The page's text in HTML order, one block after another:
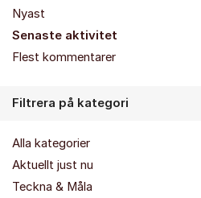
Nyast
Senaste aktivitet
Flest kommentarer
Filtrera på kategori
Alla kategorier
Aktuellt just nu
Teckna & Måla